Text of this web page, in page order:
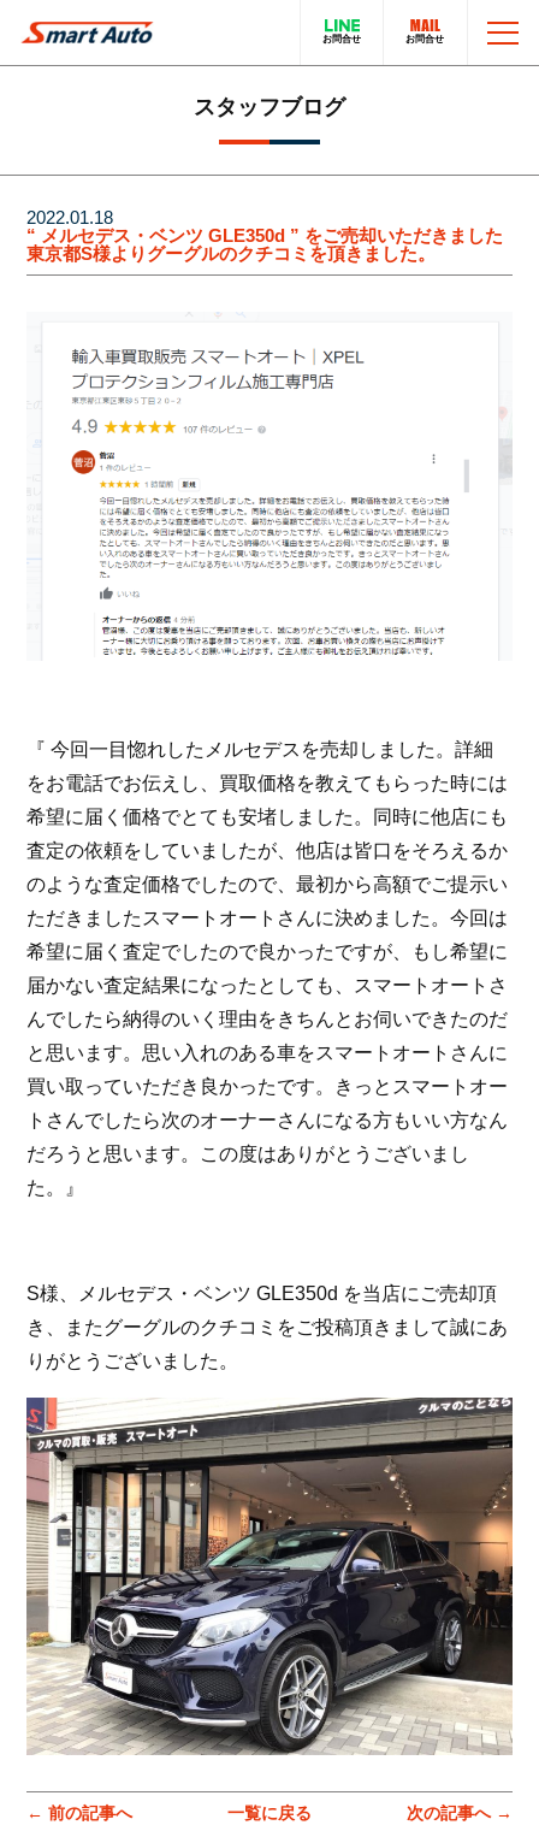
スタッフブログ
2022.01.18
“ メルセデス・ベンツ GLE350d ” をご売却いただきました
東京都S様よりグーグルのクチコミを頂きました。
『 今回一目惚れしたメルセデスを売却しました。詳細
をお電話でお伝えし、買取価格を教えてもらった時には
希望に届く価格でとても安堵しました。同時に他店にも
査定の依頼をしていましたが、他店は皆口をそろえるか
のような査定価格でしたので、最初から高額でご提示い
ただきましたスマートオートさんに決めました。今回は
希望に届く査定でしたので良かったですが、もし希望に
届かない査定結果になったとしても、スマートオートさ
んでしたら納得のいく理由をきちんとお伺いできたのだ
と思います。思い入れのある車をスマートオートさんに
買い取っていただき良かったです。きっとスマートオー
トさんでしたら次のオーナーさんになる方もいい方なん
だろうと思います。この度はありがとうございまし
た。』
S様、メルセデス・ベンツ GLE350d を当店にご売却頂
き、またグーグルのクチコミをご投稿頂きまして誠にあ
りがとうございました。
← 前の記事へ 一覧に戻る 次の記事へ →
スマートオートのこと
輸入車販売サービス
在庫車一覧
採用情報
お問い合わせ
スマートオート（株式会社スマート・カーサービス
輸入車買取販売事業）
〒136-0074 東京都江東区東砂7-10-14
TEL : 03-6666-2544
MAIL :info@smart-auto.co.jp
コーポレートサイト
プロテクションフィルム専門店
株式会社スマート・カーサービス
コーポレートサイトはこちら
お問い合わせ
在庫車について
電話でのお問い合わせ
コーポレートサイト
プロテクションフィルム専門店
株式会社スマート・カーサービス
コーポレートサイトはこちら